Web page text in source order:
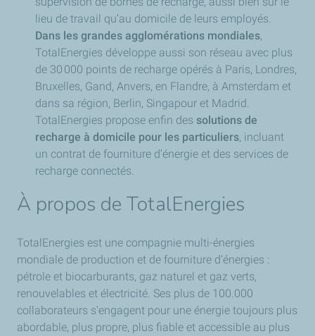
lieu de travail qu’au domicile de leurs employés.
Dans les grandes agglomérations mondiales,
TotalEnergies développe aussi son réseau avec plus
de 30 000 points de recharge opérés à Paris, Londres,
Bruxelles, Gand, Anvers, en Flandre, à Amsterdam et
dans sa région, Berlin, Singapour et Madrid.
TotalEnergies propose enfin des solutions de
recharge à domicile pour les particuliers, incluant
un contrat de fourniture d’énergie et des services de
recharge connectés.
À propos de TotalEnergies
TotalEnergies est une compagnie multi-énergies
mondiale de production et de fourniture d’énergies :
pétrole et biocarburants, gaz naturel et gaz verts,
renouvelables et électricité. Ses plus de 100.000
collaborateurs s'engagent pour une énergie toujours plus
abordable, plus propre, plus fiable et accessible au plus